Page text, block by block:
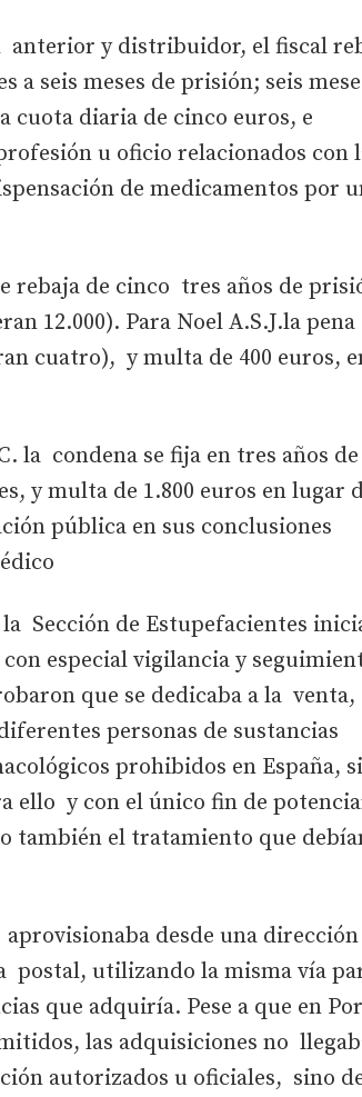
anterior y distribuidor, el fiscal
a seis meses de prisión; seis
cuota diaria de cinco euros, e
u oficio relacionados con
de medicamentos por
rebaja de cinco tres años de
12.000). Para Noel A.S.J.la pena
cuatro), y multa de 400 euros,
la condena se fija en tres años
y multa de 1.800 euros en lugar
pública en sus conclusiones
Sección de Estupefacientes
especial vigilancia y
que se dedicaba a la venta,
personas de sustancias
prohibidos en España,
ello y con el único fin de
también el tratamiento que
desde una dirección
postal, utilizando la misma vía
que adquiría. Pese a que en
las adquisiciones no
autorizados u oficiales, sino